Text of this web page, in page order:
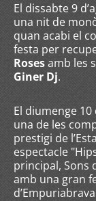
El dissabte 9
una nit de
quan acabi el
festa per
Rosesamb les
Giner Dj.
El diumenge 10
una de les
prestigi de
espectacle
principal, Sons
amb una gran